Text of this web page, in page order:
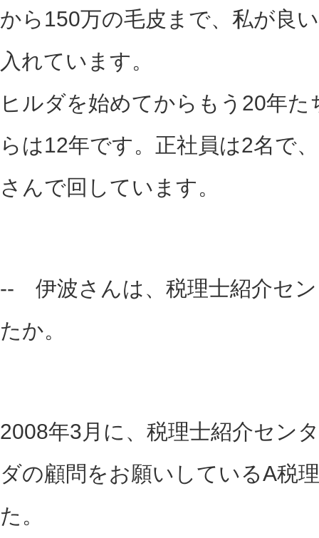
から150万の毛皮まで、私が良
入れています。
ヒルダを始めてからもう20年
らは12年です。正社員は2名で
さんで回しています。
-- 伊波さんは、税理士紹介セ
たか。
2008年3月に、税理士紹介セン
ダの顧問をお願いしているA税
た。